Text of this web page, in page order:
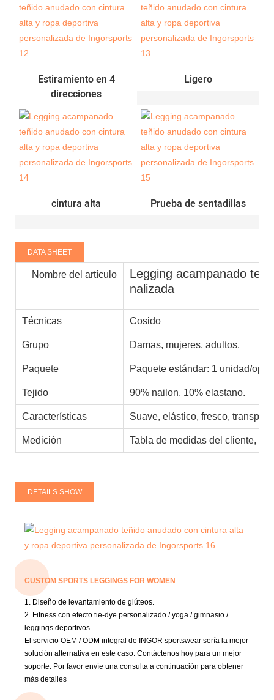
Estiramiento en 4
direcciones
Ligero
cintura alta Prueba de sentadillas
DATA SHEET
Nombre del artículo
Legging acampanado
nalizada
Técnicas Cosido
Grupo Damas, mujeres, adultos.
Paquete Paquete estándar: 1 unidad/opp
Tejido 90% nailon, 10% elastano.
Características Suave, elástico, fresco,
Medición Tabla de medidas del cliente,
DETAILS SHOW
CUSTOM SPORTS LEGGINGS FOR WOMEN
1. Diseño de levantamiento de glúteos.
2. Fitness con efecto tie-dye personalizado / yoga / gimnasio /
leggings deportivos
El servicio OEM / ODM integral de INGOR sportswear sería la mejor
solución alternativa en este caso. Contáctenos hoy para un mejor
soporte. Por favor envíe una consulta a continuación para obtener
más detalles